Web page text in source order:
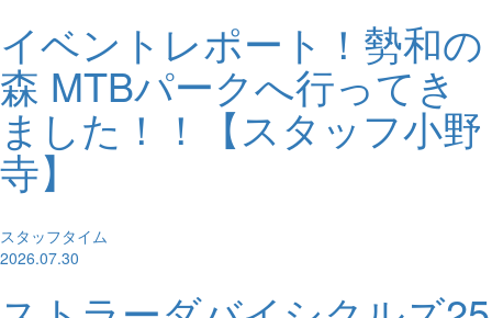
イベントレポート！勢和の
森 MTBパークへ行ってき
ました！！【スタッフ小野
寺】
スタッフタイム
2026.07.30